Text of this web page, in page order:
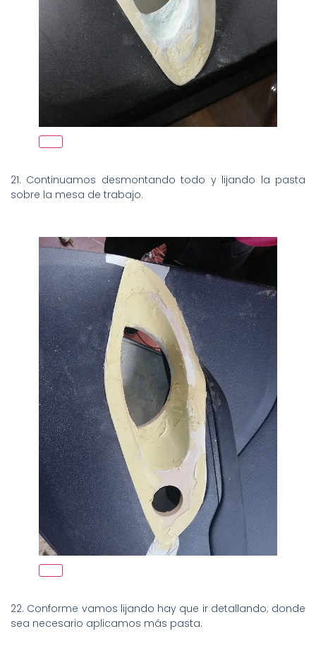
21. Continuamos desmontando todo y lijando la pasta
sobre la mesa de trabajo.
22. Conforme vamos lijando hay que ir detallando; donde
sea necesario aplicamos más pasta.